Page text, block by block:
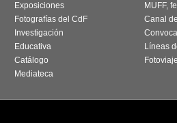
Exposiciones
Fotografías del CdF
Investigación
Educativa
Catálogo
Mediateca
MUFF,
Canal
Líneas